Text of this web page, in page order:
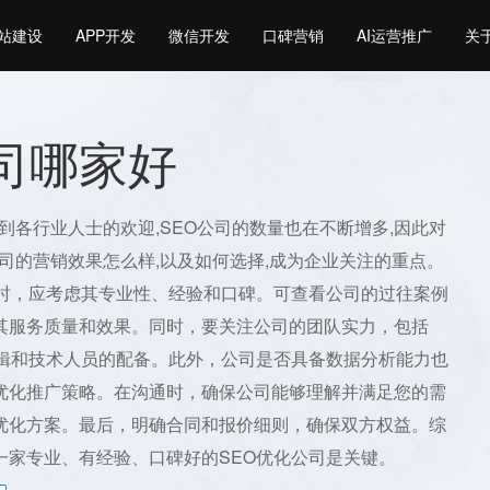
建设 APP开发 微信开发 口碑营销 AI运营推广 关
哪家好
各行业人士的欢迎,SEO公司的数量也在不断增多,因此对
的营销效果怎么样,以及如何选择,成为企业关注的重点。
，应考虑其专业性、经验和口碑。可查看公司的过往案例
服务质量和效果。同时，要关注公司的团队实力，包括
和技术人员的配备。此外，公司是否具备数据分析能力也
化推广策略。在沟通时，确保公司能够理解并满足您的需
化方案。最后，明确合同和报价细则，确保双方权益。综
专业、有经验、口碑好的SEO优化公司是关键。